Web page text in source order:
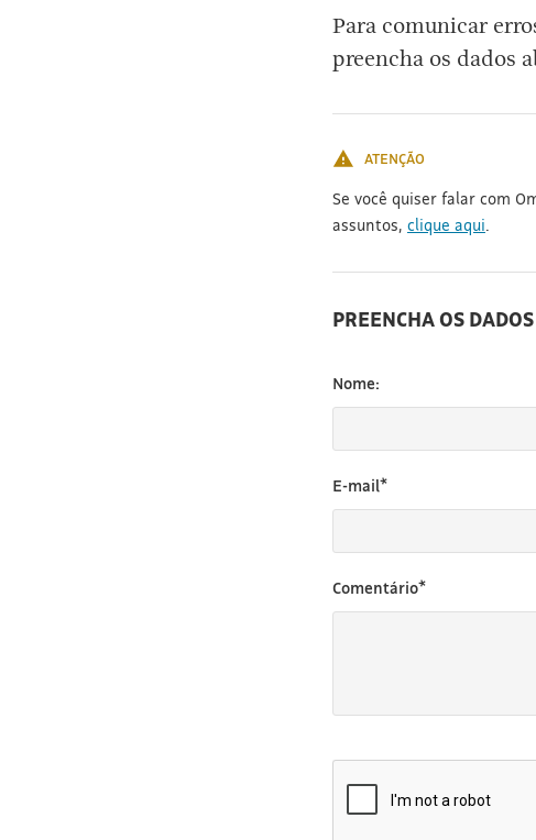
Para comunicar
preencha os dados
ATENÇÃO
Se você quiser falar com
assuntos, clique aqui.
PREENCHA OS DADOS
Nome:
E-mail*
Comentário*